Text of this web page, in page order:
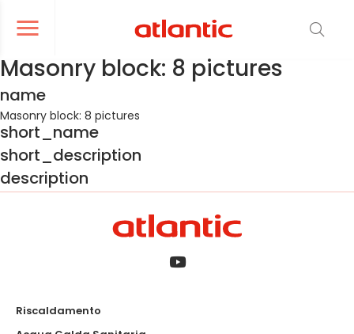
Ouvrir le menu de navigation
le menu de navigation
Masonry block: 8 pictures
name
Masonry block: 8 pictures
short_name
short_description
description
Riscaldamento